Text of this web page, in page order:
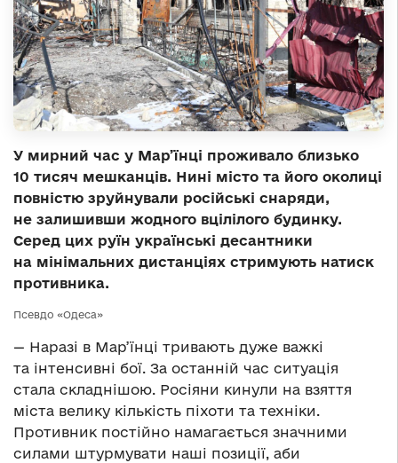
У мирний час у Мар’їнці проживало близько
10 тисяч мешканців. Нині місто та його околиці
повністю зруйнували російські снаряди,
не залишивши жодного вцілілого будинку.
Серед цих руїн українські десантники
на мінімальних дистанціях стримують натиск
противника.
Псевдо «Одеса»
— Наразі в Мар’їнці тривають дуже важкі
та інтенсивні бої. За останній час ситуація
стала складнішою. Росіяни кинули на взяття
міста велику кількість піхоти та техніки.
Противник постійно намагається значними
силами штурмувати наші позиції, аби